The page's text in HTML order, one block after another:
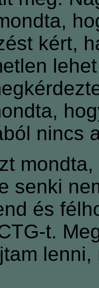
kért,
nincs
senki
és
t.